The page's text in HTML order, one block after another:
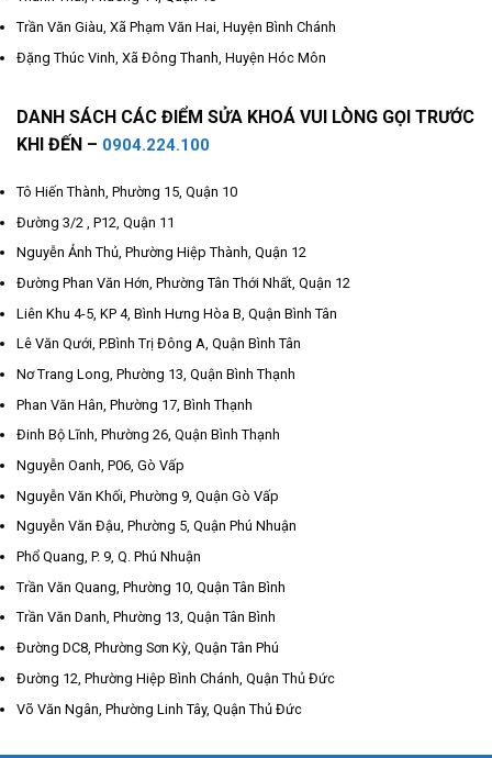
Trần Văn Giàu, Xã Phạm Văn Hai, Huyện Bình Chánh
Đặng Thúc Vinh, Xã Đông Thanh, Huyện Hóc Môn
DANH SÁCH CÁC ĐIỂM SỬA KHOÁ VUI LÒNG GỌI TRƯỚC
KHI ĐẾN – 0904.224.100
Tô Hiến Thành, Phường 15, Quận 10
Đường 3/2 , P12, Quận 11
Nguyễn Ảnh Thủ, Phường Hiệp Thành, Quận 12
Đường Phan Văn Hớn, Phường Tân Thới Nhất, Quận 12
Liên Khu 4-5, KP 4, Bình Hưng Hòa B, Quận Bình Tân
Lê Văn Qưới, P.Bình Trị Đông A, Quận Bình Tân
Nơ Trang Long, Phường 13, Quận Bình Thạnh
Phan Văn Hân, Phường 17, Bình Thạnh
Đinh Bộ Lĩnh, Phường 26, Quận Bình Thạnh
Nguyễn Oanh, P06, Gò Vấp
Nguyễn Văn Khối, Phường 9, Quận Gò Vấp
Nguyễn Văn Đậu, Phường 5, Quận Phú Nhuận
Phổ Quang, P. 9, Q. Phú Nhuận
Trần Văn Quang, Phường 10, Quận Tân Bình
Trần Văn Danh, Phường 13, Quận Tân Bình
Đường DC8, Phường Sơn Kỳ, Quận Tân Phú
Đường 12, Phường Hiệp Bình Chánh, Quận Thủ Đức
Võ Văn Ngân, Phường Linh Tây, Quận Thủ Đức